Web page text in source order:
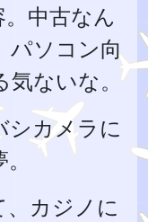
中古なん
パソコン向
ないな。
シカメラに
カジノに